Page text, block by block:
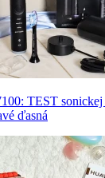
TEST
ďasná